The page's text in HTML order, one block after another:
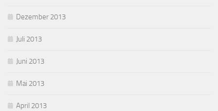
Dezember 2013
Juli 2013
Juni 2013
Mai 2013
April 2013